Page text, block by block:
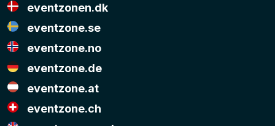
eventzonen.dk
eventzone.se
eventzone.no
eventzone.de
eventzone.at
eventzone.ch